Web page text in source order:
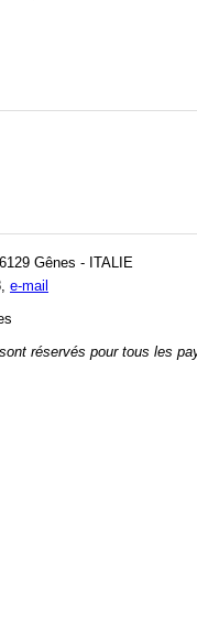
Gênes - ITALIE
e-mail
réservés pour tous les